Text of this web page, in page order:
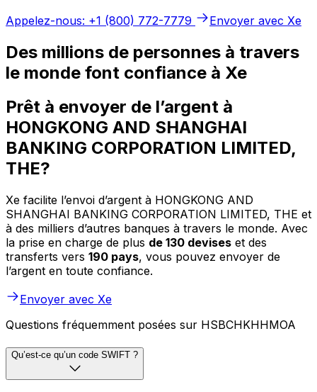
Appelez-nous: +1 (800) 772-7779
Envoyer avec Xe
Des millions de personnes à travers
le monde font confiance à Xe
Prêt à envoyer de l’argent à
HONGKONG AND SHANGHAI
BANKING CORPORATION LIMITED,
THE?
Xe facilite l’envoi d’argent à HONGKONG AND
SHANGHAI BANKING CORPORATION LIMITED, THE et
à des milliers d’autres banques à travers le monde. Avec
la prise en charge de plus de 130 devises et des
transferts vers 190 pays, vous pouvez envoyer de
l’argent en toute confiance.
Envoyer avec Xe
Questions fréquemment posées sur HSBCHKHHMOA
Qu’est-ce qu’un code SWIFT ?